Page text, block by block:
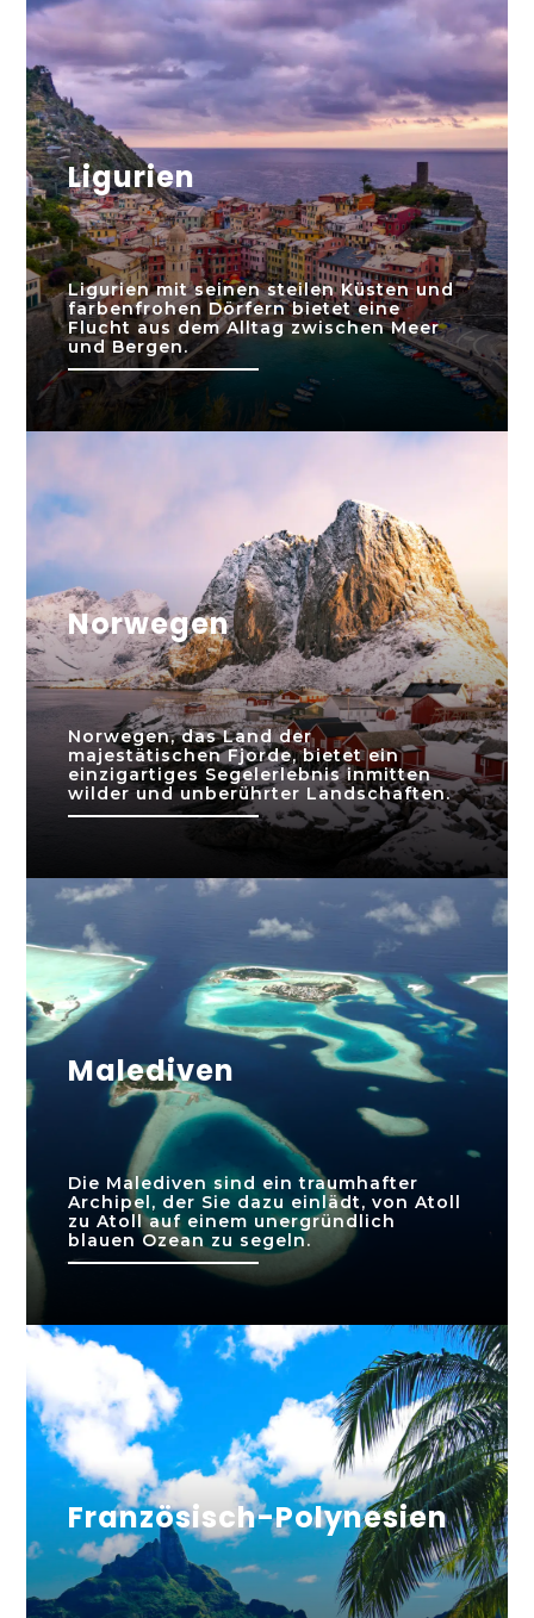
Ligurien
Ligurien mit seinen steilen Küsten und
farbenfrohen Dörfern bietet eine
Flucht aus dem Alltag zwischen Meer
und Bergen.
Norwegen
Norwegen, das Land der
majestätischen Fjorde, bietet ein
einzigartiges Segelerlebnis inmitten
wilder und unberührter Landschaften.
Malediven
Die Malediven sind ein traumhafter
Archipel, der Sie dazu einlädt, von Atoll
zu Atoll auf einem unergründlich
blauen Ozean zu segeln.
Französisch-Polynesien